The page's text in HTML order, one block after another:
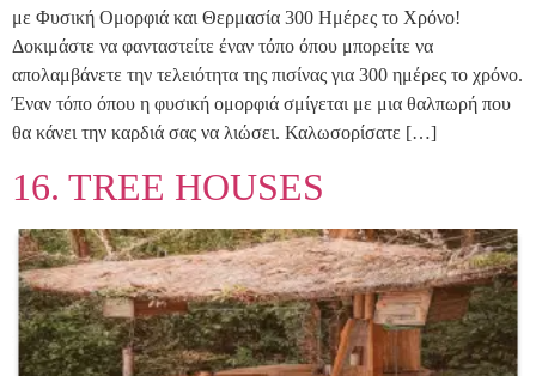
με Φυσική Ομορφιά και Θερμασία 300 Ημέρες το Χρόνο!
Δοκιμάστε να φανταστείτε έναν τόπο όπου μπορείτε να
απολαμβάνετε την τελειότητα της πισίνας για 300 ημέρες το χρόνο.
Έναν τόπο όπου η φυσική ομορφιά σμίγεται με μια θαλπωρή που
θα κάνει την καρδιά σας να λιώσει. Καλωσορίσατε […]
16. TREE HOUSES